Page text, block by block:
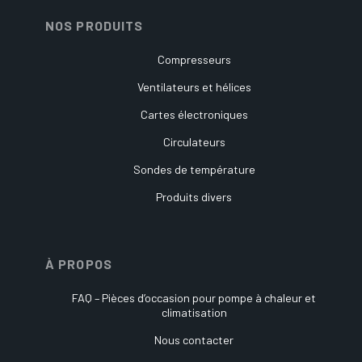
NOS PRODUITS
Compresseurs
Ventilateurs et hélices
Cartes électroniques
Circulateurs
Sondes de température
Produits divers
À PROPOS
FAQ – Pièces d’occasion pour pompe à chaleur et
climatisation
Nous contacter